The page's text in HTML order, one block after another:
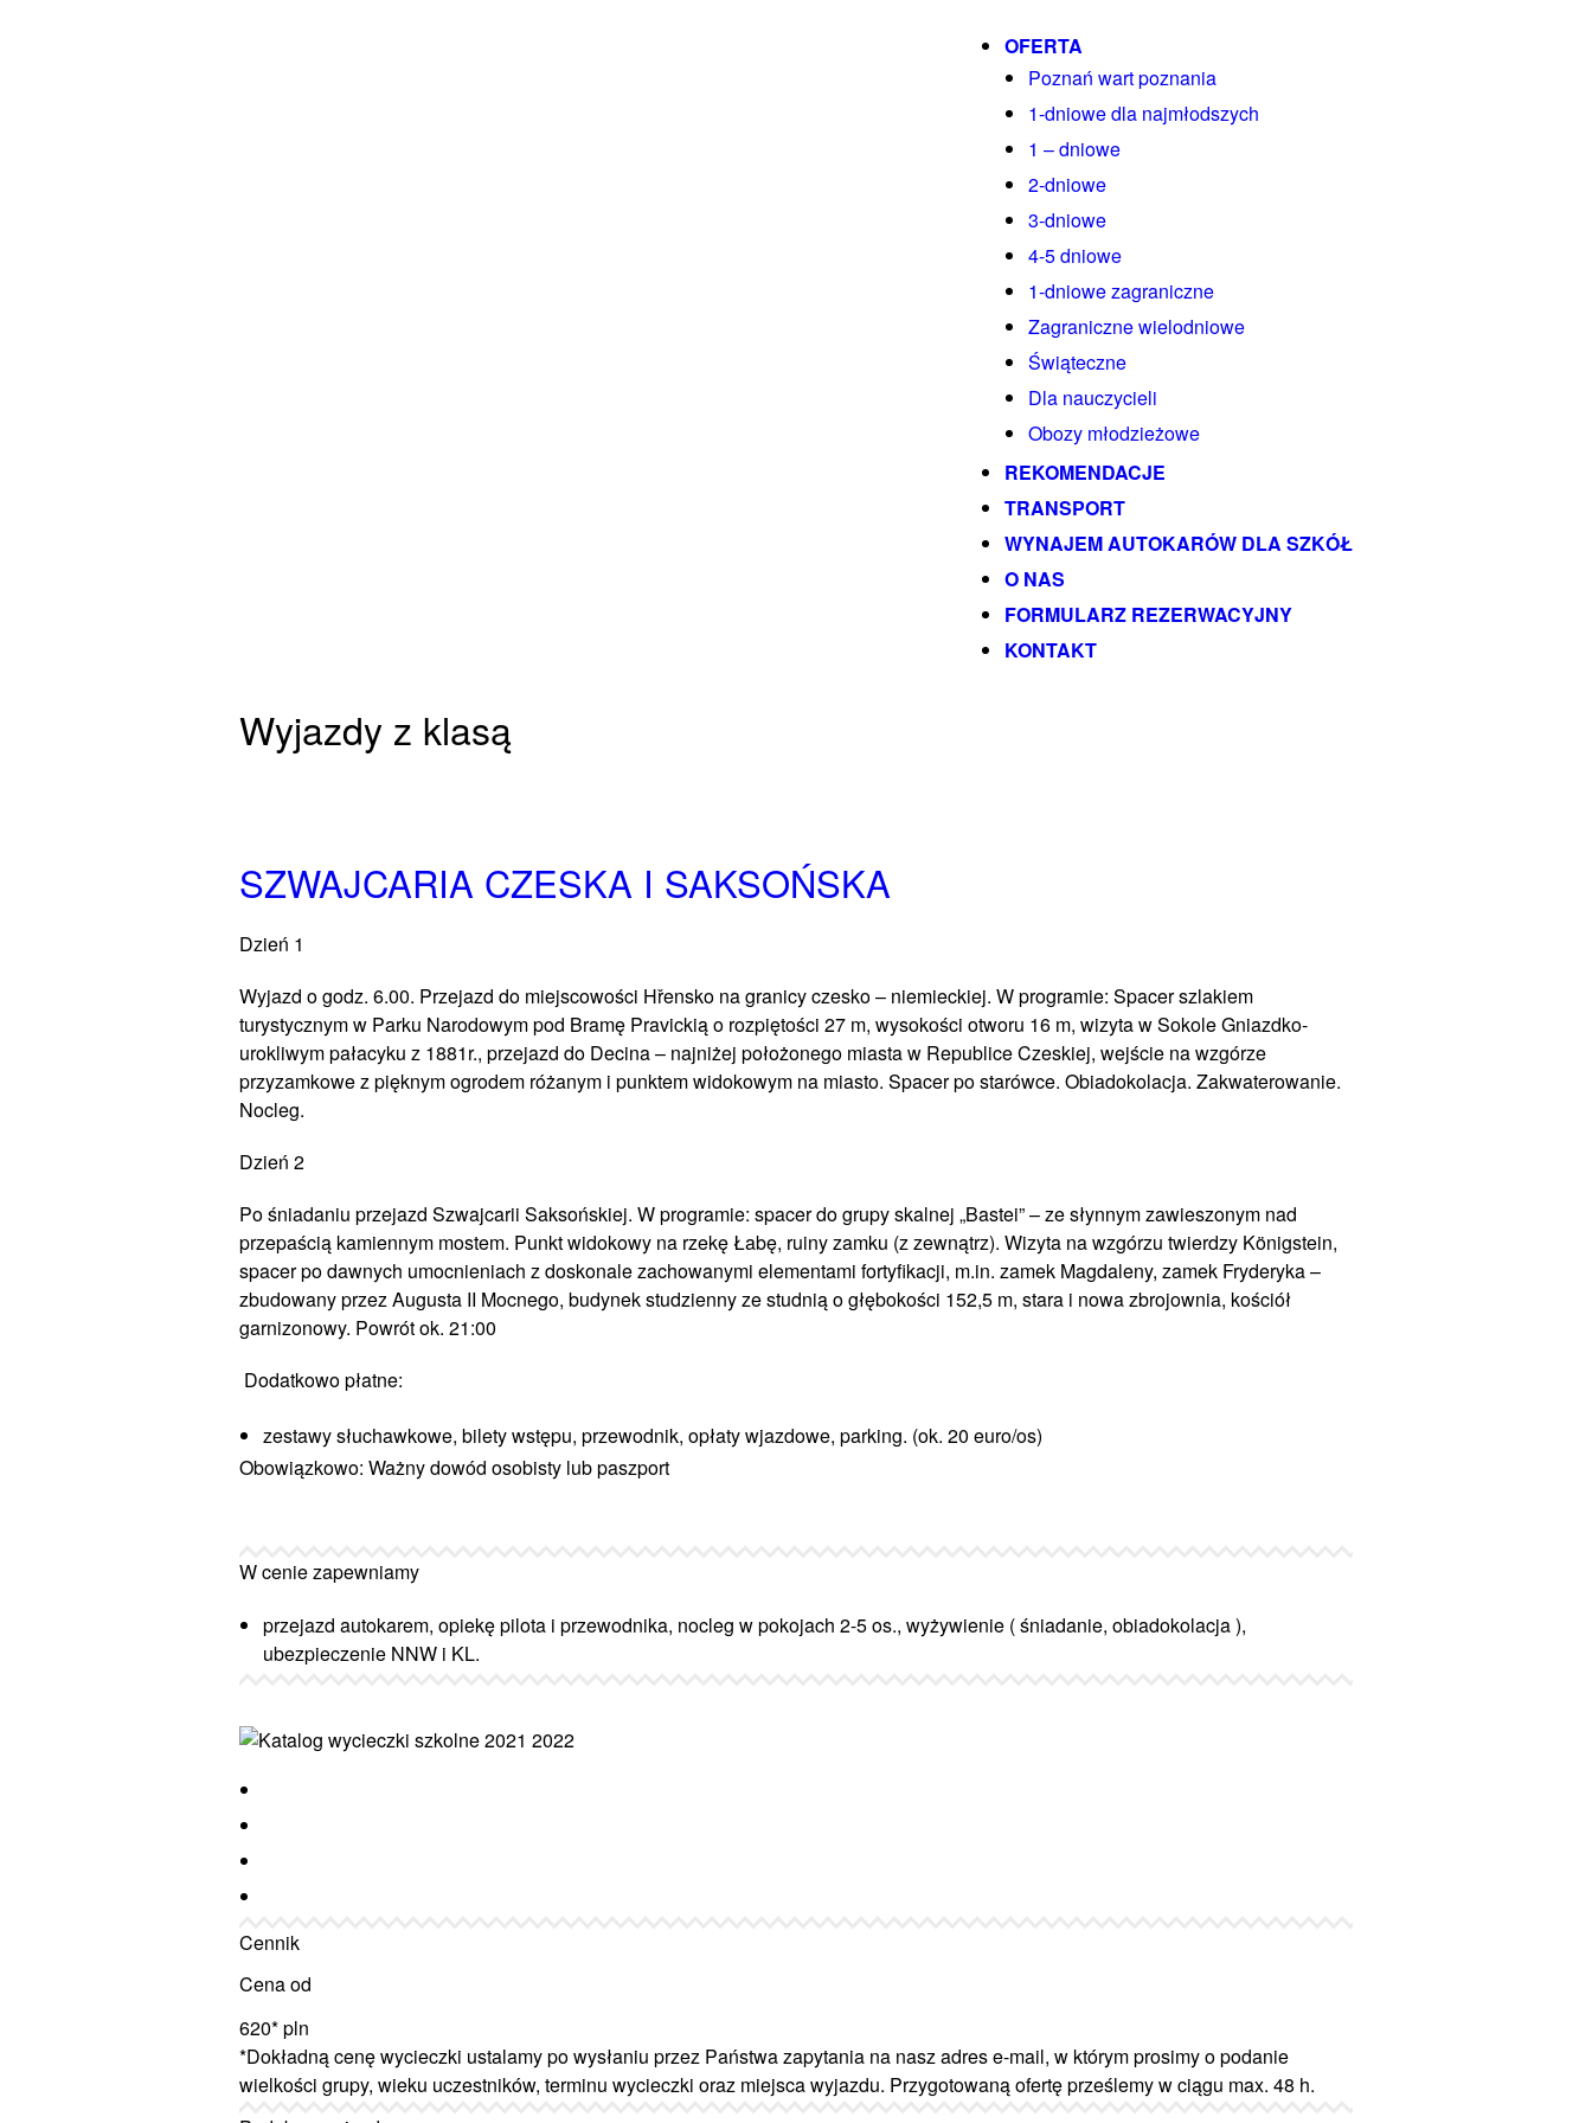
OFERTA
Poznań wart poznania
1-dniowe dla najmłodszych
1 – dniowe
2-dniowe
3-dniowe
4-5 dniowe
1-dniowe zagraniczne
Zagraniczne wielodniowe
Świąteczne
Dla nauczycieli
Obozy młodzieżowe
REKOMENDACJE
TRANSPORT
WYNAJEM AUTOKARÓW DLA SZKÓŁ
O NAS
FORMULARZ REZERWACYJNY
KONTAKT
Wyjazdy z klasą
SZWAJCARIA CZESKA I SAKSOŃSKA
Dzień 1
Wyjazd o godz. 6.00. Przejazd do miejscowości Hřensko na granicy czesko – niemieckiej. W programie: Spacer szlakiem
turystycznym w Parku Narodowym pod Bramę Pravickią o rozpiętości 27 m, wysokości otworu 16 m, wizyta wSokole Gniazdko-
urokliwym pałacyku z 1881r., przejazd do Decina– najniżej położonego miasta w Republice Czeskiej, wejście na wzgórze
przyzamkowe z pięknym ogrodem różanym i punktem widokowym na miasto. Spacer po starówce. Obiadokolacja. Zakwaterowanie.
Nocleg.
Dzień 2
Po śniadaniu przejazd Szwajcarii Saksońskiej. W programie: spacer do grupy skalnej „Bastei”– ze słynnym zawieszonym nad
przepaścią kamiennym mostem. Punkt widokowy na rzekę Łabę, ruiny zamku (z zewnątrz). Wizyta na wzgórzu twierdzy Königstein,
spacer po dawnych umocnieniach z doskonale zachowanymi elementami fortyfikacji, m.in. zamek Magdaleny, zamek Fryderyka –
zbudowany przez Augusta II Mocnego, budynek studzienny ze studnią o głębokości 152,5 m, stara i nowa zbrojownia, kościół
garnizonowy. Powrót ok. 21:00
Dodatkowo płatne:
zestawy słuchawkowe, bilety wstępu, przewodnik, opłaty wjazdowe, parking. (ok. 20 euro/os)
Obowiązkowo: Ważny dowód osobisty lub paszport
W cenie zapewniamy
przejazd autokarem, opiekę pilota i przewodnika, nocleg w pokojach 2-5 os., wyżywienie ( śniadanie, obiadokolacja ),
ubezpieczenie NNW i KL.
Cennik
Cena od
620*pln
*Dokładną cenę wycieczki ustalamy po wysłaniu przez Państwa zapytania na nasz adres e-mail, w którym prosimy o podanie
wielkości grupy, wieku uczestników, terminu wycieczki oraz miejsca wyjazdu. Przygotowaną ofertę prześlemy w ciągu max. 48 h.